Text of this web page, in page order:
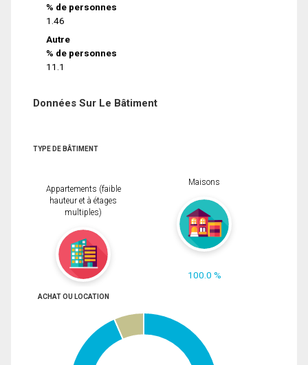
% de personnes
1.46
Autre
% de personnes
11.1
Données Sur Le Bâtiment
TYPE DE BÂTIMENT
Appartements (faible
hauteur et à étages
multiples)
Maisons
100.0 %
ACHAT OU LOCATION